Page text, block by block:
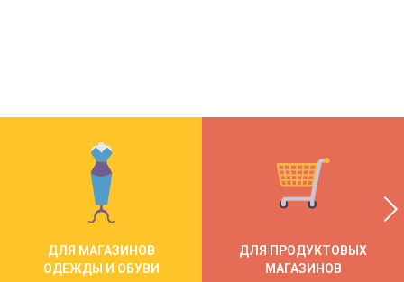
ДЛЯ МАГАЗИНОВ
ОДЕЖДЫ И ОБУВИ
ДЛЯ ПРОДУКТОВЫХ
МАГАЗИНОВ